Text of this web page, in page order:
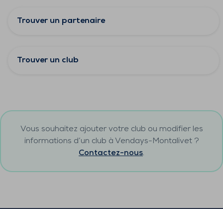
Trouver un partenaire
Trouver un club
Vous souhaitez ajouter votre club ou modifier les
informations d’un club à Vendays-Montalivet?
Contactez-nous.